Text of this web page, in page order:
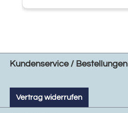
Kundenservice / Bestellungen
Vertrag widerrufen